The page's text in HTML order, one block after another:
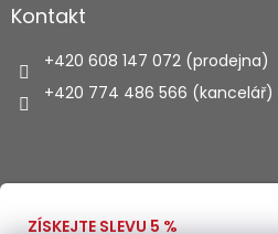
Kontakt
+420 608 147 072 (prodejna)
+420 774 486 566 (kancelář)
ZÍSKEJTE SLEVU 5 %